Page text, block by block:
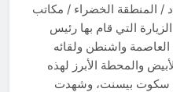
/ المنطقة الخضراء / مكاتب
التي قام بها رئيس
العاصمة واشنطن ولقائه
والمحطة الأبرز لهذه
سكوت بيسنت، وشهدت